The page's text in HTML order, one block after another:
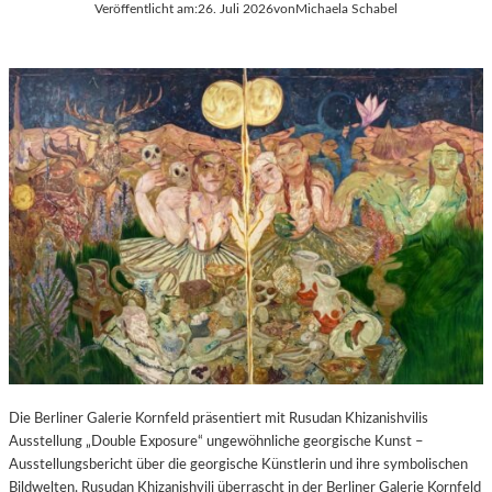
Veröffentlicht am:26. Juli 2026vonMichaela Schabel
Die Berliner Galerie Kornfeld präsentiert mit Rusudan Khizanishvilis
Ausstellung „Double Exposure“ ungewöhnliche georgische Kunst –
Ausstellungsbericht über die georgische Künstlerin und ihre symbolischen
Bildwelten. Rusudan Khizanishvili überrascht in der Berliner Galerie Kornfeld